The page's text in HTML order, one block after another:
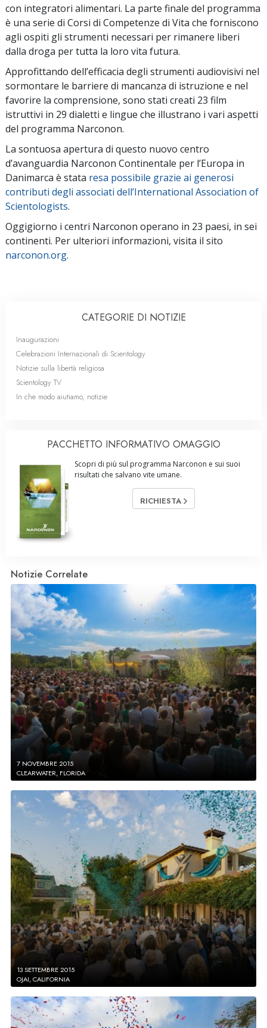
con integratori alimentari. La parte finale del programma
è una serie di Corsi di Competenze di Vita che forniscono
agli ospiti gli strumenti necessari per rimanere liberi
dalla droga per tutta la loro vita futura.
Approfittando dell’efficacia degli strumenti audiovisivi nel
sormontare le barriere di mancanza di istruzione e nel
favorire la comprensione, sono stati creati 23 film
istruttivi in 29 dialetti e lingue che illustrano i vari aspetti
del programma Narconon.
La sontuosa apertura di questo nuovo centro
d’avanguardia Narconon Continentale per l’Europa in
Danimarca è stata resa possibile grazie ai generosi
contributi degli associati dell’International Association of
Scientologists.
Oggigiorno i centri Narconon operano in 23 paesi, in sei
continenti. Per ulteriori informazioni, visita il sito
narconon.org.
CATEGORIE DI NOTIZIE
Inaugurazioni
Celebrazioni Internazionali di Scientology
Notizie sulla libertà religiosa
Scientology TV
In che modo aiutiamo, notizie
PACCHETTO INFORMATIVO OMAGGIO
Scopri di più sul programma Narconon e sui suoi
risultati che salvano vite umane.
RICHIESTA
Notizie Correlate
7 NOVEMBRE 2015
CLEARWATER, FLORIDA
13 SETTEMBRE 2015
OJAI, CALIFORNIA